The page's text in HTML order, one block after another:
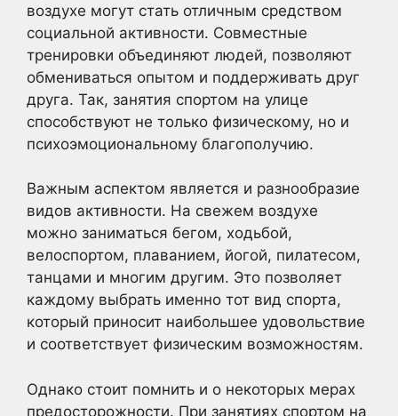
воздухе могут стать отличным средством
социальной активности. Совместные
тренировки объединяют людей, позволяют
обмениваться опытом и поддерживать друг
друга. Так, занятия спортом на улице
способствуют не только физическому, но и
психоэмоциональному благополучию.
Важным аспектом является и разнообразие
видов активности. На свежем воздухе
можно заниматься бегом, ходьбой,
велоспортом, плаванием, йогой, пилатесом,
танцами и многим другим. Это позволяет
каждому выбрать именно тот вид спорта,
который приносит наибольшее удовольствие
и соответствует физическим возможностям.
Однако стоит помнить и о некоторых мерах
предосторожности. При занятиях спортом на